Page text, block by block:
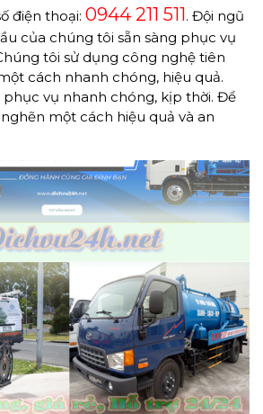
điện thoại: 0944 211 511. Đội ngũ
của chúng tôi sẵn sàng phục vụ
tôi sử dụng công nghệ tiên
cách nhanh chóng, hiệu quả.
vụ nhanh chóng, kịp thời. Để
một cách hiệu quả và an